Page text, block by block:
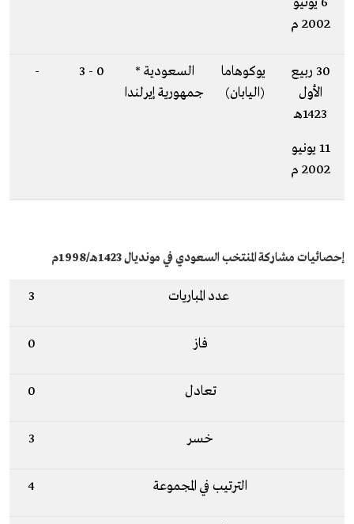
2002 م
30 ربيع
الأول
1423هـ
11 يونيو
2002 م
يوكوهاما
(اليابان)
السعودية *
جمهورية إيرلندا
0 - 3
-
إحصائيات مشاركة المنتخب السعودي في مونديال 1423هـ/1998م
عدد المباريات 3
فاز 0
تعادل 0
خسر 3
الترتيب في المجموعة 4